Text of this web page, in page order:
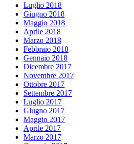
Luglio 2018
Giugno 2018
Maggio 2018
Aprile 2018
Marzo 2018
Febbraio 2018
Gennaio 2018
Dicembre 2017
Novembre 2017
Ottobre 2017
Settembre 2017
Luglio 2017
Giugno 2017
Maggio 2017
Aprile 2017
Marzo 2017